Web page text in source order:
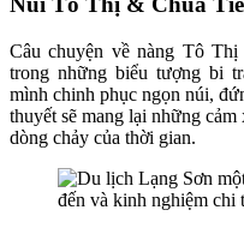
Câu chuyện về nàng Tô
trong những biểu tượng bi
mình chinh phục ngọn núi,
thuyết sẽ mang lại những
dòng chảy của thời gian.